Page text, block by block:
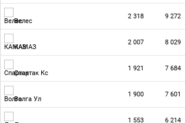
Велес
2 318 9 272
КАМАЗ
2 007 8 029
Спартак Кс
1 921 7 684
Волга Ул
1 900 7 601
1 553 6 214